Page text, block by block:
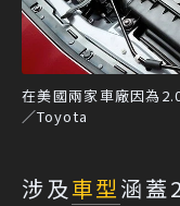
在美國兩家車廠因為
／Toyota
涉及車型涵蓋